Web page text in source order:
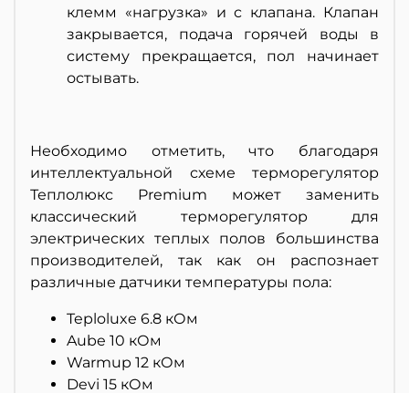
клемм «нагрузка» и с клапана. Клапан
закрывается, подача горячей воды в
систему прекращается, пол начинает
остывать.
Необходимо отметить, что благодаря
интеллектуальной схеме терморегулятор
Теплолюкс Premium может заменить
классический терморегулятор для
электрических теплых полов большинства
производителей, так как он распознает
различные датчики температуры пола:
Teploluxe 6.8 кОм
Aube 10 кОм
Warmup 12 кОм
Devi 15 кОм